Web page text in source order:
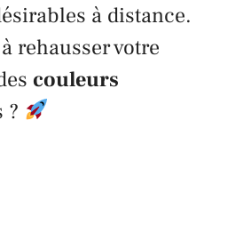
à distance.
rehausser votre
couleurs
?